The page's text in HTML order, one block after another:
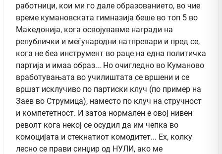
работници, кои ми го дале образованието, во чие
време кумановската гимназија беше во топ 5 во
Македонија, кога освојувавме награди на
републички и меѓународни натпревари и пред се,
кога не беа инструмент во раце на една политичка
партија и имаа образ... Но очигледно во Куманово
вработувањата во училиштата се вршени и се
вршат исклучиво по партиски клуч (по пример на
Заев во Струмица), наместо по клуч на стручност
и компететност. И затоа нормален е овој нивен
револт кога некој се осудил да им чепка во
комоцијата и стекнатиот комодитет... Ех, колку
лесно се прави синџир од НУЛИ, ако ме